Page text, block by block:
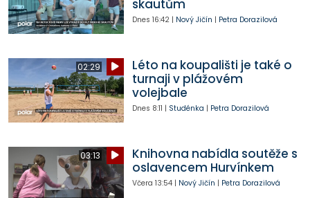
skautům
Dnes 16:42| Nový Jičín | Petra Dorazilová
02:29
Léto na koupališti je také o
turnaji v plážovém
volejbale
Dnes 8:11 | Studénka | Petra Dorazilová
03:13
Knihovna nabídla soutěže s
oslavencem Hurvínkem
Včera 13:54| Nový Jičín | Petra Dorazilová